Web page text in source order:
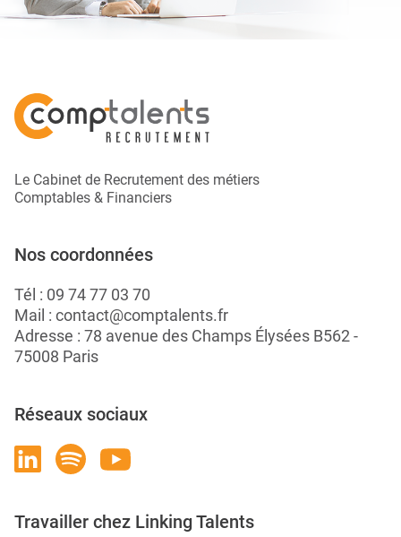
Le Cabinet de Recrutement des métiers
Comptables & Financiers
Nos coordonnées
Tél : 09 74 77 03 70
Mail : contact@comptalents.fr
Adresse : 78 avenue des Champs Élysées B562 -
75008 Paris
Réseaux sociaux
Travailler chez Linking Talents